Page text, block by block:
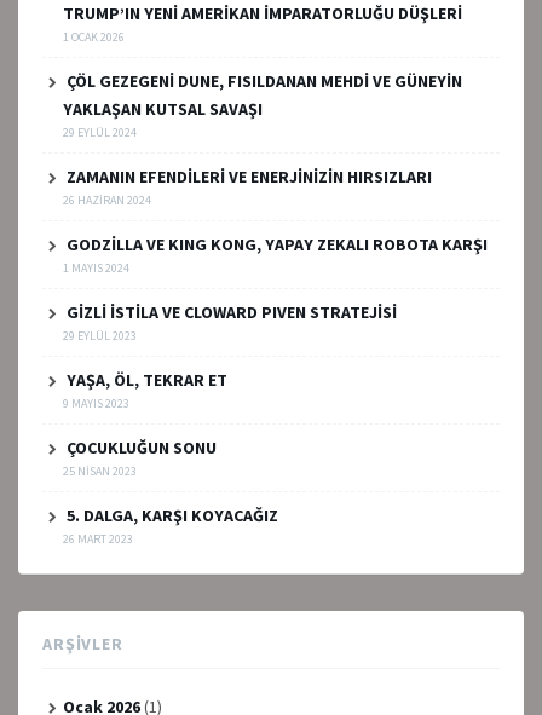
TRUMP’IN YENİ AMERİKAN İMPARATORLUĞU DÜŞLERİ
1 OCAK 2026
ÇÖL GEZEGENİ DUNE, FISILDANAN MEHDİ VE GÜNEYİN
YAKLAŞAN KUTSAL SAVAŞI
29 EYLÜL 2024
ZAMANIN EFENDİLERİ VE ENERJİNİZİN HIRSIZLARI
26 HAZIRAN 2024
GODZİLLA VE KING KONG, YAPAY ZEKALI ROBOTA KARŞI
1 MAYIS 2024
GİZLİ İSTİLA VE CLOWARD PIVEN STRATEJİSİ
29 EYLÜL 2023
YAŞA, ÖL, TEKRAR ET
9 MAYIS 2023
ÇOCUKLUĞUN SONU
25 NISAN 2023
5. DALGA, KARŞI KOYACAĞIZ
26 MART 2023
ARŞIVLER
Ocak 2026(1)